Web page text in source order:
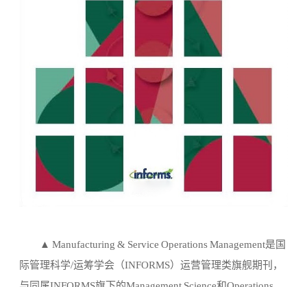
▲Manufacturing & Service Operations Management是国
际管理科学/运筹学会（INFORMS）运营管理类旗舰期刊，